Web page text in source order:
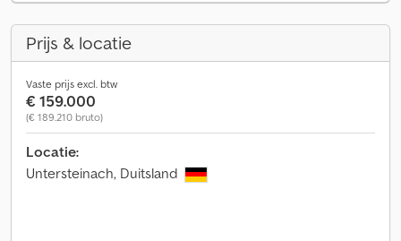
Prijs & locatie
Vaste prijs excl. btw
€ 159.000
(€ 189.210 bruto)
Locatie:
Untersteinach, Duitsland